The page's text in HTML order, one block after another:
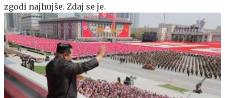
zgodi najhujše. Zdaj se je.